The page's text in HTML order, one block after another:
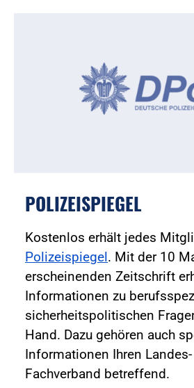
POLIZEISPIEGEL
Kostenlos erhält jedes
Polizeispiegel. Mit der 10
erscheinenden Zeitschrift
Informationen zu
sicherheitspolitischen
Hand. Dazu gehören auch
Informationen Ihren Landes-
Fachverband betreffend.